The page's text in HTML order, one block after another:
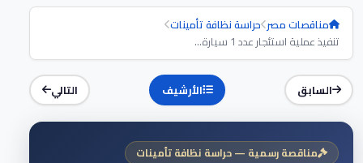
مناقصات مصر حراسة نظافة تأمينات
تنفيذ عملية استئجار عدد 1 سيارة...
السابق الأرشيف التالي
مناقصة رسمية — حراسة نظافة تأمينات